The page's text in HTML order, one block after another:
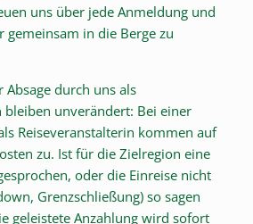
uns über jede Anmeldung und
gemeinsam in die Berge zu
Absage durch uns als
bleiben unverändert: Bei einer
Reiseveranstalterin kommen auf
zu. Ist für die Zielregion eine
oder die Einreise nicht
Grenzschließung) so sagen
geleistete Anzahlung wird sofort